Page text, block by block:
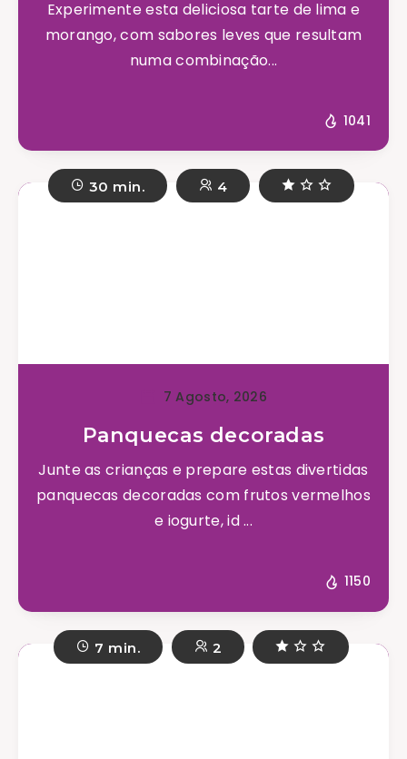
Experimente esta deliciosa tarte de lima e
morango, com sabores leves que resultam
numa combinação...
1041
30 min. 4
7 Agosto, 2026
Panquecas decoradas
Junte as crianças e prepare estas divertidas
panquecas decoradas com frutos vermelhos
e iogurte, id ...
1150
7 min. 2